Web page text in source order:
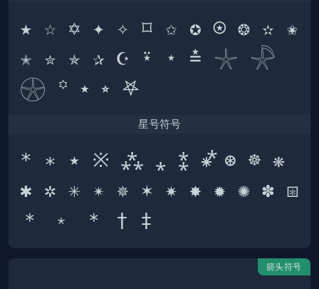
★ ☆ ✡ ✦ ✧ ⌑ ✩ ✪ ⍟ ❂ ✫ ✬
✭ ✮ ✯ ✰ ☪ ⍣ ⋆ ≛ 𓇼 𓇻
星号符号
* ∗ ٭ ※ ⁂ ⁎ ⁑ ⁕⃰ ⊛ ☸ ❋
✱ ✲ ✳ ✴ ✵ ✶ ✷ ✸ ✹ ✺ ✽ ⧆
箭头符号